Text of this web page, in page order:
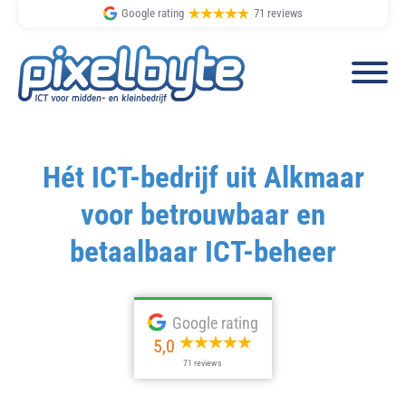
hoofdnavigatie
Google rating 71 reviews
Hét ICT-bedrijf uit Alkmaar
voor betrouwbaar en
betaalbaar ICT-beheer
Google rating
5,0
71 reviews